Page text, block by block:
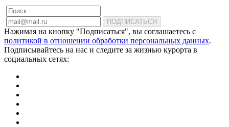
ПОДПИСАТЬСЯ
Нажимая на кнопку "Подписаться", вы соглашаетесь с
политикой в отношении обработки персональных данных.
Подписывайтесь на нас и следите за жизнью курорта в
социальных сетях: